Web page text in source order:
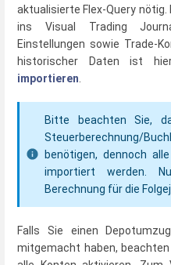
aktualisierte Flex-Query
ins Visual Trading
Einstellungen sowie Trade-
historischer Daten ist
importieren
Bitte beachten Sie,
Steuerberechnung/
benötigen, dennoch
importiert werden.
Berechnung für die
Falls Sie einen
mitgemacht haben,